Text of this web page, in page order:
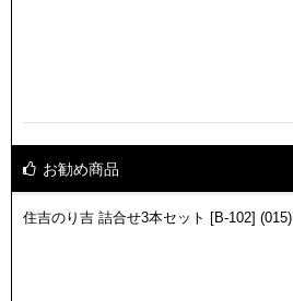
お勧め商品
住吉のり吉 詰合せ3本セット [B-102] (015)